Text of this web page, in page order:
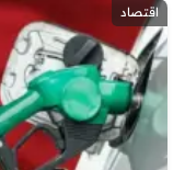
اقتصاد